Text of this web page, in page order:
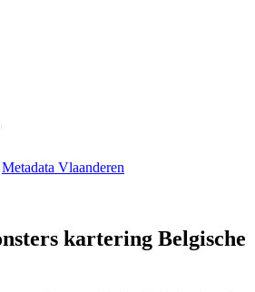
Metadata Vlaanderen
kartering Belgische